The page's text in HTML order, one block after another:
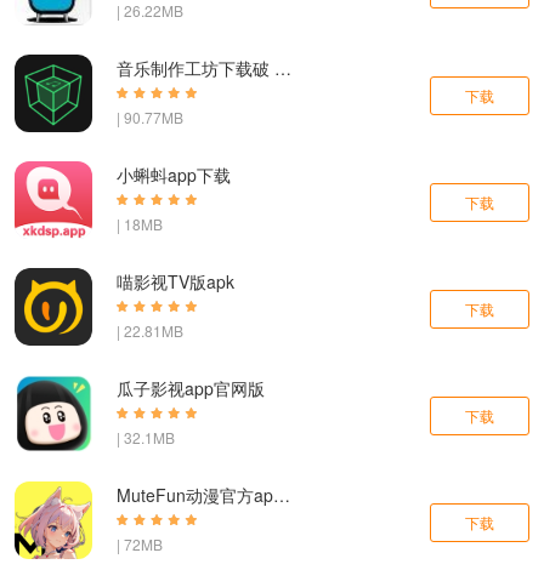
| 26.22MB
音乐制作工坊下载破 解版
| 90.77MB
下载
小蝌蚪app下载
| 18MB
下载
喵影视TV版apk
| 22.81MB
下载
瓜子影视app官网版
| 32.1MB
下载
MuteFun动漫官方app下载
| 72MB
下载